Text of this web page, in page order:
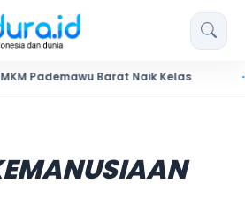
Barat Naik Kelas